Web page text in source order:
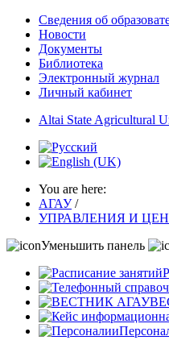
Сведения об
Новости
Документы
Библиотека
Электронный журнал
Личный кабинет
Altai State Agricultural
You are here:
АГАУ /
УПРАВЛЕНИЯ И
Уменьшить панель